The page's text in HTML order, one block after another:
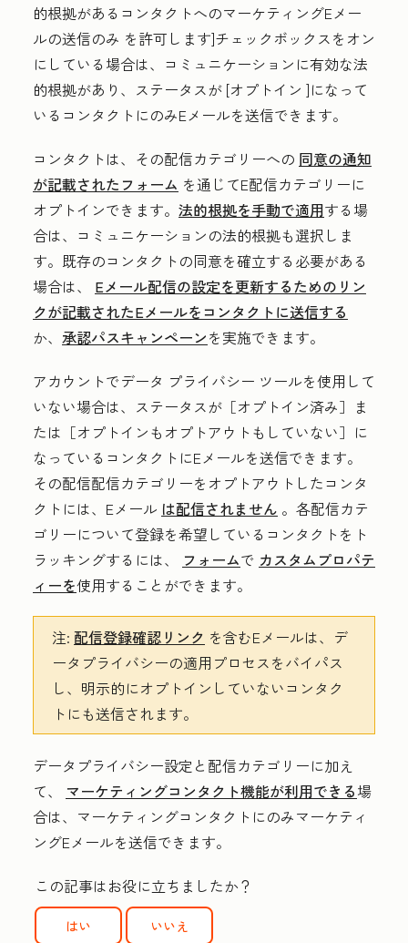
的根拠があるコンタクトへのマーケティングEメー
ルの送信のみ を許可します]チェックボックスをオン
にしている場合は、コミュニケーションに有効な法
的根拠があり、ステータスが [オプトイン ]になって
いるコンタクトにのみEメールを送信できます。
コンタクトは、その配信カテゴリーへの 同意の通知
が記載されたフォーム を通じてE配信カテゴリーに
オプトインできます。 法的根拠を手動で適用する場
合は、コミュニケーションの法的根拠も選択しま
す。既存のコンタクトの同意を確立する必要がある
場合は、 Eメール配信の設定を更新するためのリン
クが記載されたEメールをコンタクトに送信する
か、 承認パスキャンペーンを実施できます。
アカウントでデータ プライバシー ツールを使用して
いない場合は、ステータスが［オプトイン済み］ ま
たは［オプトインもオプトアウトもしていない］ に
なっているコンタクトにEメールを送信できます。
その配信配信カテゴリーをオプトアウトしたコンタ
クトには、Eメール は配信されません 。各配信カテ
ゴリーについて登録を希望しているコンタクトをト
ラッキングするには、
フォームで カスタムプロパテ
ィーを使用することができます。
注: 配信登録確認リンク を含むEメールは、デ
ータプライバシーの適用プロセスをバイパス
し、明示的にオプトインしていないコンタク
トにも送信されます。
データプライバシー設定と配信カテゴリーに加え
て、 マーケティングコンタクト機能が利用できる場
合は、マーケティングコンタクトにのみマーケティ
ングEメールを送信できます。
この記事はお役に立ちましたか？
はい いいえ